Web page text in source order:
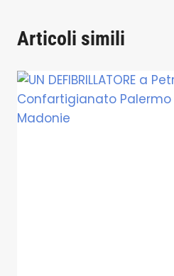
Articoli simili